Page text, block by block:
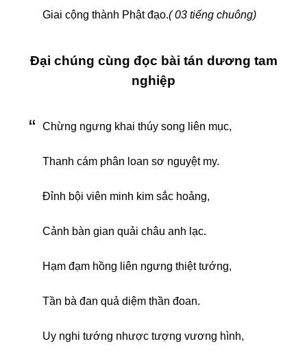
Giai cộng thành Phật đạo.( 03 tiếng chuông)
Đại chúng cùng đọc bài tán dương tam
nghiệp
Chừng ngưng khai thúy song liên mục,
Thanh cám phân loan sơ nguyệt my.
Đỉnh bội viên minh kim sắc hoảng,
Cảnh bàn gian quải châu anh lạc.
Hạm đạm hồng liên ngưng thiệt tướng,
Tần bà đan quả diệm thần đoan.
Uy nghi tướng nhược tượng vương hình,